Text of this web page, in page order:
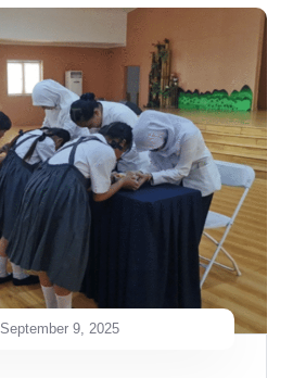
September 9, 2025